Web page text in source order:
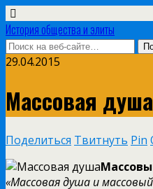
История общества и элиты
29.04.2015
Массовая душа
Поделиться Твитнуть Pin
«Массовая душа и